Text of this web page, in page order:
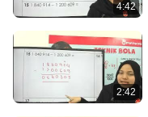
4:42
2:42